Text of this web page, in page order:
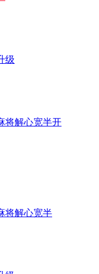
级
将解心宽半开
将解心宽半